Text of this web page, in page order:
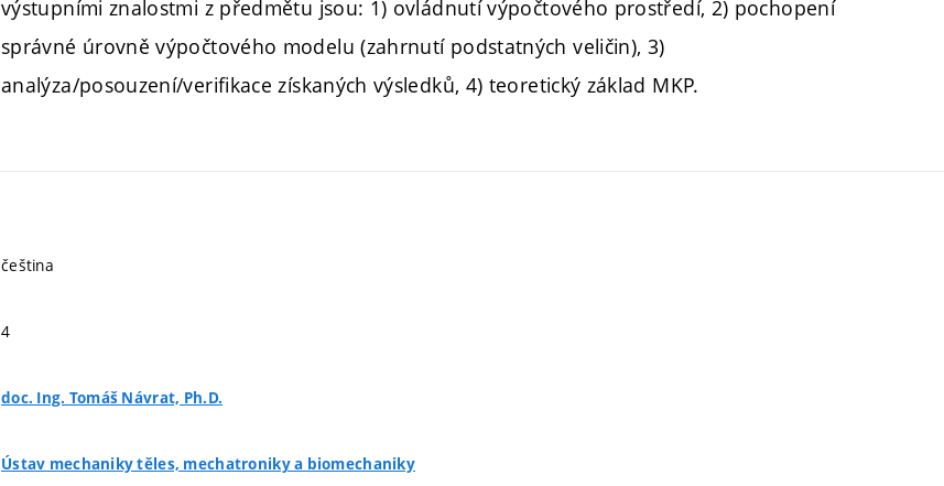
výstupními znalostmi z předmětu jsou: 1) ovládnutí výpočtového prostředí, 2) pochopení
správné úrovně výpočtového modelu (zahrnutí podstatných veličin), 3)
analýza/posouzení/verifikace získaných výsledků, 4) teoretický základ MKP.
čeština
4
doc. Ing. Tomáš Návrat, Ph.D.
Ústav mechaniky těles, mechatroniky a biomechaniky